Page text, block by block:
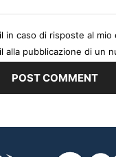
in caso di risposte al mio
alla pubblicazione di un